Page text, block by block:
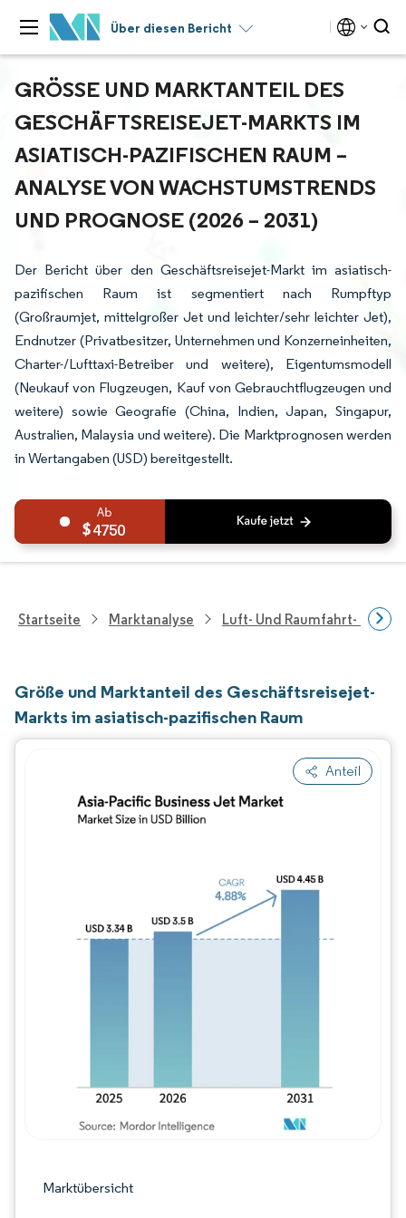
Über diesen Bericht
GRÖSSE UND MARKTANTEIL DES G
ESCHÄFTSREISEJET-MARKTS IM A
SIATISCH-PAZIFISCHEN RAUM – A
NALYSE VON WACHSTUMSTRENDS U
ND PROGNOSE (2026 – 2031)
Der Bericht über den Geschäftsreisejet-Markt im asiatisch-
pazifischen Raum ist segmentiert nach Rumpftyp
(Großraumjet, mittelgroßer Jet und leichter/sehr leichter Jet),
Endnutzer (Privatbesitzer, Unternehmen und Konzerneinheiten,
Charter-/Lufttaxi-Betreiber und weitere), Eigentumsmodell
(Neukauf von Flugzeugen, Kauf von Gebrauchtflugzeugen und
weitere) sowie Geografie (China, Indien, Japan, Singapur,
Australien, Malaysia und weitere). Die Marktprognosen werden
in Wertangaben (USD) bereitgestellt.
4750
Startseite Marktanalyse Luft- Und Raumfahrt- Und
Größe und Marktanteil des Geschäftsreisejet-
Markts im asiatisch-pazifischen Raum
Anteil
Marktübersicht